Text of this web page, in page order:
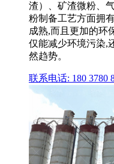
渣）、矿渣微粉、
粉制备工艺方面拥
成熟,而且更加的环
仅能减少环境污染,
然趋势。
联系电话: 180 3780